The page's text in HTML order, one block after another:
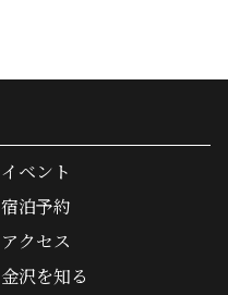
イベント
宿泊予約
アクセス
金沢を知る